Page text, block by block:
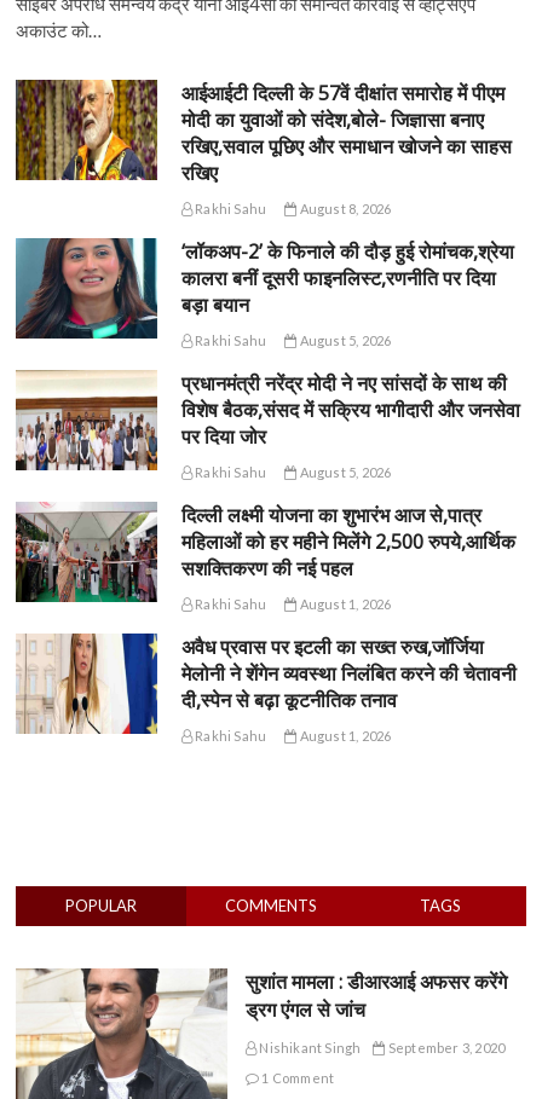
अकाउंट को…
आईआईटी दिल्ली के 57वें दीक्षांत समारोह में पीएम
मोदी का युवाओं को संदेश,बोले- जिज्ञासा बनाए
रखिए,सवाल पूछिए और समाधान खोजने का साहस
रखिए
Rakhi Sahu August 8, 2026
‘लॉकअप-2’ के फिनाले की दौड़ हुई रोमांचक,श्रेया
कालरा बनीं दूसरी फाइनलिस्ट,रणनीति पर दिया
बड़ा बयान
Rakhi Sahu August 5, 2026
प्रधानमंत्री नरेंद्र मोदी ने नए सांसदों के साथ की
विशेष बैठक,संसद में सक्रिय भागीदारी और जनसेवा
पर दिया जोर
Rakhi Sahu August 5, 2026
दिल्ली लक्ष्मी योजना का शुभारंभ आज से,पात्र
महिलाओं को हर महीने मिलेंगे 2,500 रुपये,आर्थिक
सशक्तिकरण की नई पहल
Rakhi Sahu August 1, 2026
अवैध प्रवास पर इटली का सख्त रुख,जॉर्जिया
मेलोनी ने शेंगेन व्यवस्था निलंबित करने की चेतावनी
दी,स्पेन से बढ़ा कूटनीतिक तनाव
Rakhi Sahu August 1, 2026
POPULAR COMMENTS TAGS
सुशांत मामला : डीआरआई अफसर करेंगे
ड्रग एंगल से जांच
Nishikant Singh
September 3, 2020
1 Comment